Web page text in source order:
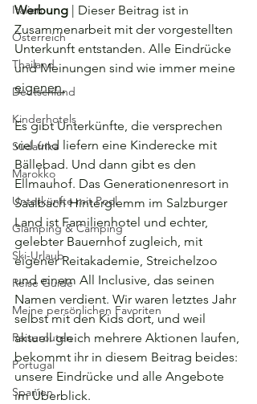
Italien
Österreich
Thailand
Deutschland
Kinderhotels
Südafrika
Marokko
Unterkünfte mit Pool
Glamping & Camping
Ski-Urlaub
Reise Guide
Meine persönlichen Favoriten
Reiserouten
Portugal
Spanien
Werbung | Dieser Beitrag ist in
Zusammenarbeit mit der vorgestellten
Unterkunft entstanden. Alle Eindrücke
und Meinungen sind wie immer meine
eigenen.
Es gibt Unterkünfte, die versprechen
viel und liefern eine Kinderecke mit
Bällebad. Und dann gibt es den
Ellmauhof. Das Generationenresort in
Saalbach Hinterglemm im Salzburger
Land ist Familienhotel und echter,
gelebter Bauernhof zugleich, mit
eigener Reitakademie, Streichelzoo
und einem All Inclusive, das seinen
Namen verdient. Wir waren letztes Jahr
selbst mit den Kids dort, und weil
aktuell gleich mehrere Aktionen laufen,
bekommt ihr in diesem Beitrag beides:
unsere Eindrücke und alle Angebote
im Überblick.